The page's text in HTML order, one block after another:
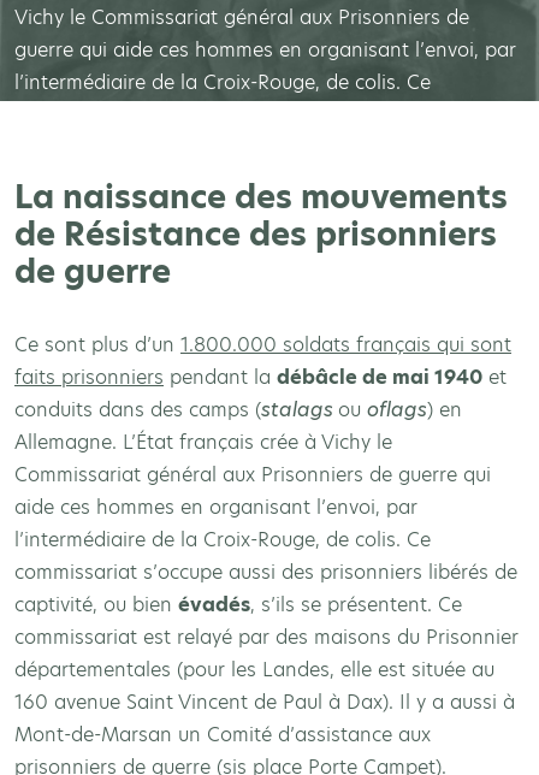
Vichy le Commissariat général aux Prisonniers de
guerre qui aide ces hommes en organisant l’envoi, par
l’intermédiaire de la Croix-Rouge, de colis. Ce
La naissance des mouvements
de Résistance des prisonniers
de guerre
Ce sont plus d’un 1.800.000 soldats français qui sont
faits prisonniers pendant la débâcle de mai 1940 et
conduits dans des camps (stalags ou oflags) en
Allemagne. L’État français crée à Vichy le
Commissariat général aux Prisonniers de guerre qui
aide ces hommes en organisant l’envoi, par
l’intermédiaire de la Croix-Rouge, de colis. Ce
commissariat s’occupe aussi des prisonniers libérés de
captivité, ou bien évadés, s’ils se présentent. Ce
commissariat est relayé par des maisons du Prisonnier
départementales (pour les Landes, elle est située au
160 avenue Saint Vincent de Paul à Dax). Il y a aussi à
Mont-de-Marsan un Comité d’assistance aux
prisonniers de guerre (sis place Porte Campet).